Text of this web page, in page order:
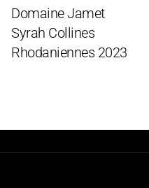
Jamet
Collines
2023